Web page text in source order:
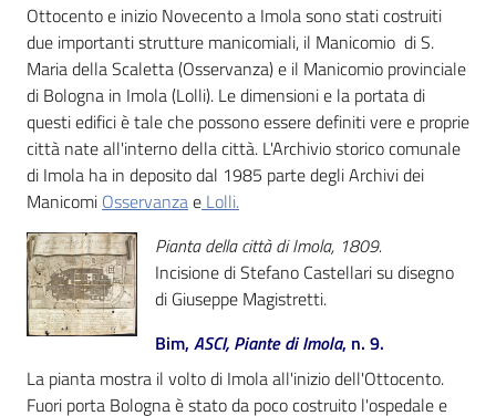
Risorse
online
Casa
Piani
storico
Ottocento e inizio Novecento a Imola sono stati costruiti
due importanti strutture manicomiali, il Manicomio di S.
Maria della Scaletta (Osservanza) e il Manicomio provinciale
di Bologna in Imola (Lolli). Le dimensioni e la portata di
questi edifici è tale che possono essere definiti vere e proprie
città nate all'interno della città. L'Archivio storico comunale
di Imola ha in deposito dal 1985 parte degli Archivi dei
Manicomi Osservanzae Lolli.
Pianta della città di Imola, 1809.
Incisione di Stefano Castellari su disegno
di Giuseppe Magistretti.
Bim, ASCI, Piante di Imola, n. 9.
La pianta mostra il volto di Imola all'inizio dell'Ottocento.
Fuori porta Bologna è stato da poco costruito l'ospedale e